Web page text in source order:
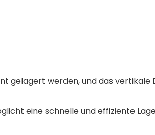
gelagert werden, und das vertikale
eine schnelle und effiziente